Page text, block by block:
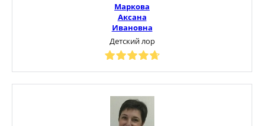
Маркова
Аксана
Ивановна
Детский лор